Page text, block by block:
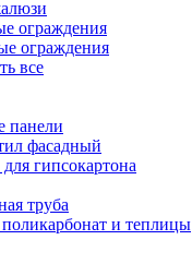
ограждения
ограждения
все
панели
фасадный
гипсокартона
труба
и теплицы